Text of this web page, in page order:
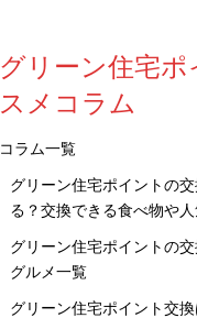
グリーン住宅ポ
スメコラム
コラム一覧
グリーン住宅ポイントの
る？交換できる食べ物や
グリーン住宅ポイントの
グルメ一覧
グリーン住宅ポイント交